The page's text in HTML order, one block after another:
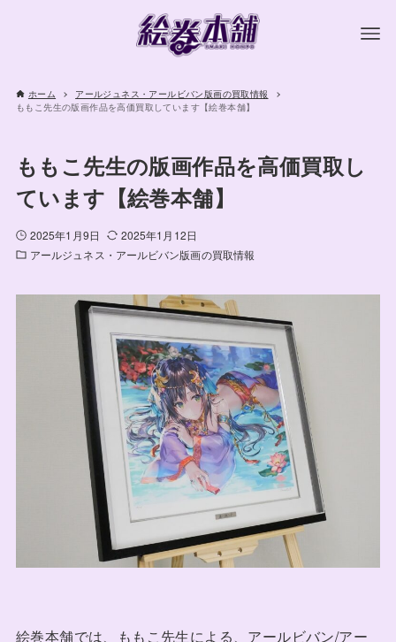
ホーム
アールジュネス・アールビバン版画の買取情報
ももこ先生の版画作品を高価買取しています【絵巻本舗】
ももこ先生の版画作品を高価買取し
ています【絵巻本舗】
2025年1月9日
2025年1月12日
アールジュネス・アールビバン版画の買取情報
絵巻本舗では、ももこ先生による、アールビバン/アー